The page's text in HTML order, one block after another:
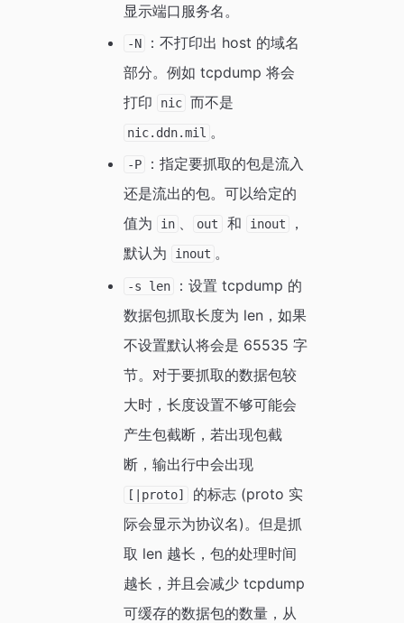
显示端口服务名。
-N
：不打印出 host 的域名
部分。例如 tcpdump 将会
打印
nic 而不是
nic.ddn.mil 。
-P
：指定要抓取的包是流入
还是流出的包。可以给定的
值为
in 、 out 和 inout
，
默认为
inout 。
-s len
：设置 tcpdump 的
数据包抓取长度为 len，如果
不设置默认将会是 65535 字
节。对于要抓取的数据包较
大时，长度设置不够可能会
产生包截断，若出现包截
断，输出行中会出现
[|proto]
的标志 (proto 实
际会显示为协议名)。但是抓
取 len 越长，包的处理时间
越长，并且会减少 tcpdump
可缓存的数据包的数量，从